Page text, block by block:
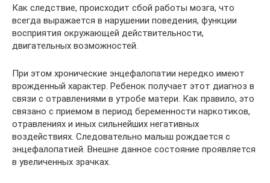
Как следствие, происходит сбой работы мозга, что
всегда выражается в нарушении поведения, функции
восприятия окружающей действительности,
двигательных возможностей.
При этом хронические энцефалопатии нередко имеют
врожденный характер. Ребенок получает этот диагноз в
связи с отравлениями в утробе матери. Как правило, это
связано с приемом в период беременности наркотиков,
отравлениях и иных сильнейших негативных
воздействиях. Следовательно малыш рождается с
энцефалопатией. Внешне данное состояние проявляется
в увеличенных зрачках.